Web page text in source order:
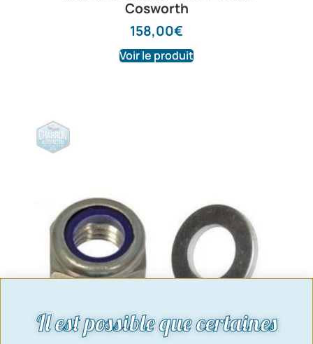
Cosworth
158,00€
Voir le produit
Il est possible que certaines